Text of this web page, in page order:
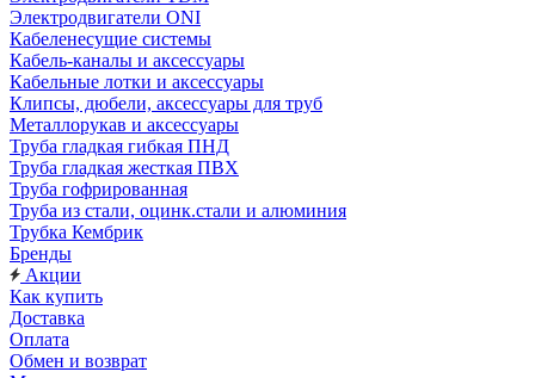
Электродвигатели ONI
Кабеленесущие системы
Кабель-каналы и аксессуары
Кабельные лотки и аксессуары
Клипсы, дюбели, аксессуары для труб
Металлорукав и аксессуары
Труба гладкая гибкая ПНД
Труба гладкая жесткая ПВХ
Труба гофрированная
Труба из стали, оцинк.стали и алюминия
Трубка Кембрик
Бренды
Акции
Как купить
Доставка
Оплата
Обмен и возврат